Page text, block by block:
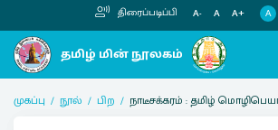
திரைப்படிப்பி A- A A+ A
முகப்பு நூல் பிற நாடீசக்கரம் : தமிழ்